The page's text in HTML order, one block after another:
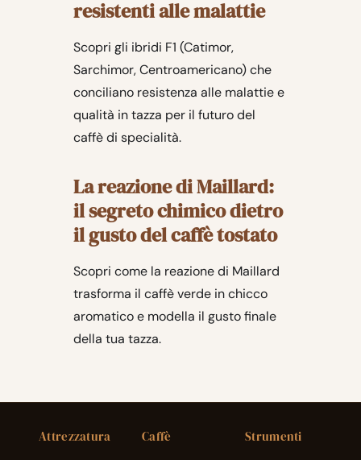
resistenti alle malattie
Scopri gli ibridi F1 (Catimor,
Sarchimor, Centroamericano) che
conciliano resistenza alle malattie e
qualità in tazza per il futuro del
caffè di specialità.
La reazione di Maillard:
il segreto chimico dietro
il gusto del caffè tostato
Scopri come la reazione di Maillard
trasforma il caffè verde in chicco
aromatico e modella il gusto finale
della tua tazza.
Attrezzatura Caffè Strumenti